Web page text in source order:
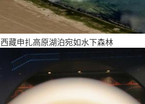
藏申扎高原湖泊宛如水下森林